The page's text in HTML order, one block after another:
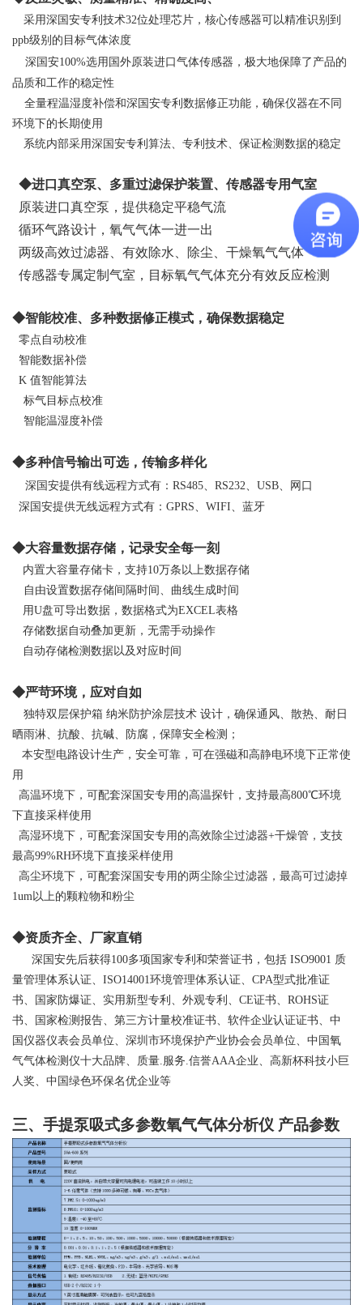
采用深国安专利技术32位处理芯片，核心传感器可以精准识别到
ppb级别的目标气体浓度
深国安100%选用国外原装进口气体传感器，极大地保障了产品的
品质和工作的稳定性
全量程温湿度补偿和深国安专利数据修正功能，确保仪器在不同
环境下的长期使用
系统内部采用深国安专利算法、专利技术、保证检测数据的稳定
◆进口真空泵、多重过滤保护装置、传感器专用气室
原装进口真空泵，提供稳定平稳气流
循环气路设计，氧气气体一进一出
两级高效过滤器、有效除水、除尘、干燥氧气气体
传感器专属定制气室，目标氧气气体充分有效反应检测
◆智能校准、多种数据修正模式，确保数据稳定
零点自动校准
智能数据补偿
K 值智能算法
标气目标点校准
智能温湿度补偿
◆多种信号输出可选，传输多样化
深国安提供有线远程方式有：RS485、RS232、USB、网口
深国安提供无线远程方式有：GPRS、WIFI、蓝牙
◆大容量数据存储，记录安全每一刻
内置大容量存储卡，支持10万条以上数据存储
自由设置数据存储间隔时间、曲线生成时间
用U盘可导出数据，数据格式为EXCEL表格
存储数据自动叠加更新，无需手动操作
自动存储检测数据以及对应时间
◆严苛环境，应对自如
独特双层保护箱 纳米防护涂层技术 设计，确保通风、散热、耐日
晒雨淋、抗酸、抗碱、防腐，保障安全检测；
本安型电路设计生产，安全可靠，可在强磁和高静电环境下正常使
用
高温环境下，可配套深国安专用的高温探针，支持最高800℃环境
下直接采样使用
高湿环境下，可配套深国安专用的高效除尘过滤器+干燥管，支技
最高99%RH环境下直接采样使用
高尘环境下，可配套深国安专用的两尘除尘过滤器，最高可过滤掉
1um以上的颗粒物和粉尘
◆资质齐全、厂家直销
深国安先后获得100多项国家专利和荣誉证书，包括 ISO9001 质
量管理体系认证、ISO14001环境管理体系认证、CPA型式批准证
书、国家防爆证、实用新型专利、外观专利、CE证书、ROHS证
书、国家检测报告、第三方计量校准证书、软件企业认证证书、中
国仪器仪表会员单位、深圳市环境保护产业协会会员单位、中国氧
气气体检测仪十大品牌、质量.服务.信誉AAA企业、高新杯科技小巨
人奖、中国绿色环保名优企业等
三、手提泵吸式多参数氧气气体分析仪 产品参数